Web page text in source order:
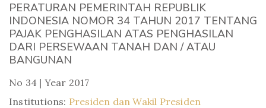
PERATURAN PEMERINTAH REPUBLIK
INDONESIA NOMOR 34 TAHUN 2017 TENTANG
PAJAK PENGHASILAN ATAS PENGHASILAN
DARI PERSEWAAN TANAH DAN / ATAU
BANGUNAN
No 34 | Year 2017
Institutions: Presiden dan Wakil Presiden